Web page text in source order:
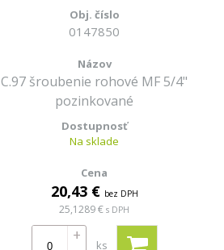
0147850
C.97 šroubenie rohové MF 5/4"
pozinkované
Na sklade
20,43 € bez DPH
25,1289 € s DPH
+
ks